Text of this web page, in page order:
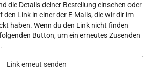
die Details deiner Bestellung einsehen oder
Link in einer der E-Mails, die wir dir im
haben. Wenn du den Link nicht finden
Button, um ein erneutes Zusenden
Link erneut senden